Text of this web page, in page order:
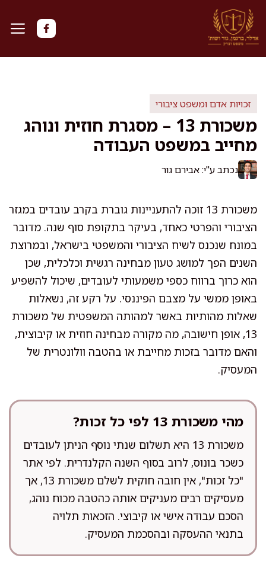
לדלג
לתוכן
זכויות אדם ומשפט ציבורי
משכורת 13 – מסגרת חוזית ונוהג
מחייב במשפט העבודה
נכתב ע"י: אבירם גור
משכורת 13 זוכה להתעניינות גוברת בקרב עובדים במגזר
הציבורי והפרטי כאחד, בעיקר בתקופת סוף שנה. מדובר
במונח שנכנס לשיח הציבורי והמשפטי בישראל, ובמרוצת
השנים הפך למושג טעון מבחינה רגשית וכלכלית, שכן
הוא כרוך ברווח כספי משמעותי לעובדים, שיכול להשפיע
באופן ממשי על מצבם הפיננסי. על רקע זה, נשאלות
שאלות מהותיות באשר למהותה המשפטית של משכורת
13, אופן חישובה, מה מקורה מבחינה חוזית או קיבוצית,
והאם מדובר בזכות מחייבת או בהטבה וולונטרית של
המעסיק.
מהי משכורת 13 לפי כל זכות?
משכורת 13 היא תשלום שנתי נוסף הניתן לעובדים
כשכר בונוס, לרוב בסוף השנה הקלנדרית. לפי אתר
"כל זכות", אין חובה חוקית לשלם משכורת 13, אך
מעסיקים רבים מעניקים אותה כהטבה מכוח נוהג,
הסכם עבודה אישי או קיבוצי. הזכאות תלויה
בתנאי ההעסקה ובהסכמת המעסיק.